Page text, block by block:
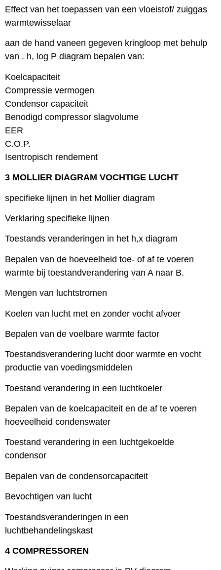
Effect van het toepassen van een vloeistof/ zuiggas
warmtewisselaar
aan de hand vaneen gegeven kringloop met behulp
van . h, log P diagram bepalen van:
Koelcapaciteit
Compressie vermogen
Condensor capaciteit
Benodigd compressor slagvolume
EER
C.O.P.
Isentropisch rendement
3 MOLLIER DIAGRAM VOCHTIGE LUCHT
specifieke lijnen in het Mollier diagram
Verklaring specifieke lijnen
Toestands veranderingen in het h,x diagram
Bepalen van de hoeveelheid toe- of af te voeren
warmte bij toestandverandering van A naar B.
Mengen van luchtstromen
Koelen van lucht met en zonder vocht afvoer
Bepalen van de voelbare warmte factor
Toestandsverandering lucht door warmte en vocht
productie van voedingsmiddelen
Toestand verandering in een luchtkoeler
Bepalen van de koelcapaciteit en de af te voeren
hoeveelheid condenswater
Toestand verandering in een luchtgekoelde
condensor
Bepalen van de condensorcapaciteit
Bevochtigen van lucht
Toestandsveranderingen in een
luchtbehandelingskast
4 COMPRESSOREN